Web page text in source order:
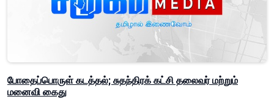
போதைப்பொருள் கடத்தல்; சுதந்திரக் கட்சி தலைவர் மற்றும்
மனைவி கைது